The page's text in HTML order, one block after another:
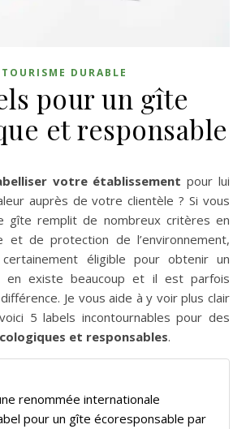
TOURISME DURABLE
pour un gîte
et responsable
votre établissement pour lui
auprès de votre clientèle ? Si vous
gîte remplit de nombreux critères en
et de protection de l’environnement,
éligible pour obtenir un
existe beaucoup et il est parfois
Je vous aide à y voir plus clair
5 labels incontournables pour des
et responsables.
renommée internationale
pour un gîte écoresponsable par